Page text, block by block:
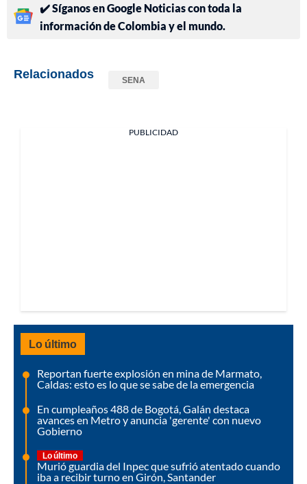
✔️ Síganos en Google Noticias con toda la
información de Colombia y el mundo.
Relacionados SENA
PUBLICIDAD
Lo último
Reportan fuerte explosión en mina de Marmato,
Caldas: esto es lo que se sabe de la emergencia
En cumpleaños 488 de Bogotá, Galán destaca
avances en Metro y anuncia 'gerente' con nuevo
Gobierno
Lo último
Murió guardia del Inpec que sufrió atentado cuando
iba a recibir turno en Girón, Santander